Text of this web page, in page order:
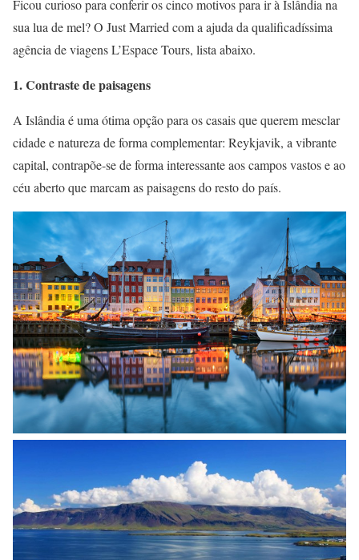
Ficou curioso para conferir os cinco motivos para ir à Islândia na
sua lua de mel? O Just Married com a ajuda da qualificadíssima
agência de viagens L’Espace Tours, lista abaixo.
1. Contraste de paisagens
A Islândia é uma ótima opção para os casais que querem mesclar
cidade e natureza de forma complementar: Reykjavik, a vibrante
capital, contrapõe-se de forma interessante aos campos vastos e ao
céu aberto que marcam as paisagens do resto do país.